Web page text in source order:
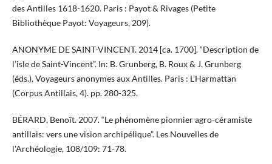
des Antilles 1618-1620. Paris : Payot & Rivages (Petite
Bibliothèque Payot: Voyageurs, 209).
ANONYME DE SAINT-VINCENT. 2014 [ca. 1700]. “Description de
l’isle de Saint-Vincent”. In: B. Grunberg, B. Roux & J. Grunberg
(éds.), Voyageurs anonymes aux Antilles. Paris : L’Harmattan
(Corpus Antillais, 4). pp. 280-325.
BÉRARD, Benoît. 2007. “Le phénomène pionnier agro-céramiste
antillais: vers une vision archipélique”. Les Nouvelles de
l'Archéologie, 108/109: 71-78.